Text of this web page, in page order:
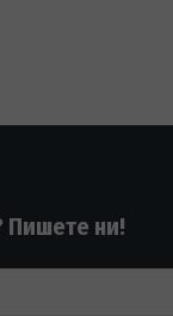
Пишете ни!